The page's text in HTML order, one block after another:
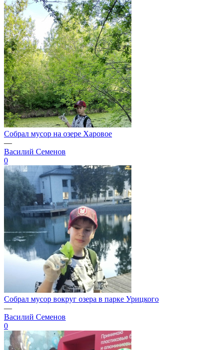
Собрал мусор на озере Харовое
—
Василий Семенов
0
Собрал мусор вокруг озера в парке Урицкого
—
Василий Семенов
0